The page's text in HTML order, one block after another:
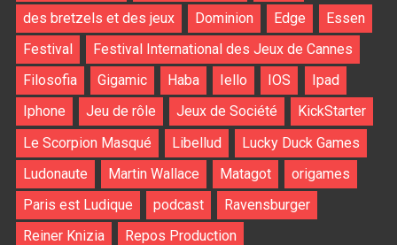
des bretzels et des jeux
Dominion Edge
Essen
Festival
Festival International des Jeux de Cannes
Filosofia
Gigamic Haba Iello IOS
Ipad
Iphone
Jeu de rôle Jeux de Société
KickStarter
Le Scorpion Masqué
Libellud
Lucky Duck Games
Ludonaute
Martin Wallace Matagot
origames
Paris est Ludique
podcast
Ravensburger
Reiner Knizia
Repos Production